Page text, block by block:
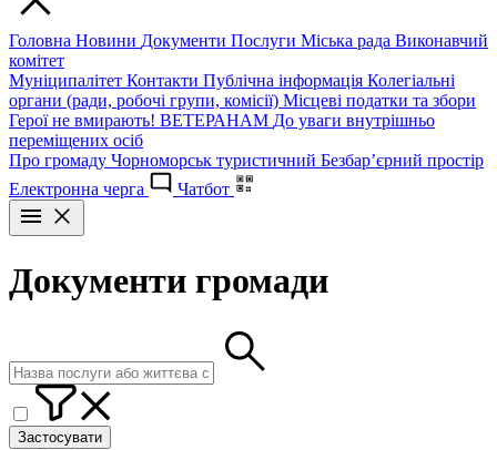
Головна Новини Документи Послуги Міська рада Виконавчий
комітет
Муніципалітет Контакти Публічна інформація Колегіальні
органи (ради, робочі групи, комісії) Місцеві податки та збори
Герої не вмирають! ВЕТЕРАНАМ До уваги внутрішньо
переміщених осіб
Про громаду Чорноморськ туристичний Безбар’єрний простір
Електронна черга
Чатбот
Документи громади
Застосувати